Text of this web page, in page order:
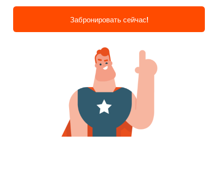
Забронировать сейчас!